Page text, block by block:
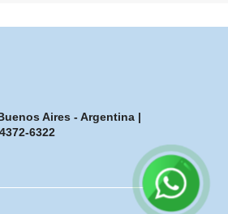
Aires - Argentina |
6322